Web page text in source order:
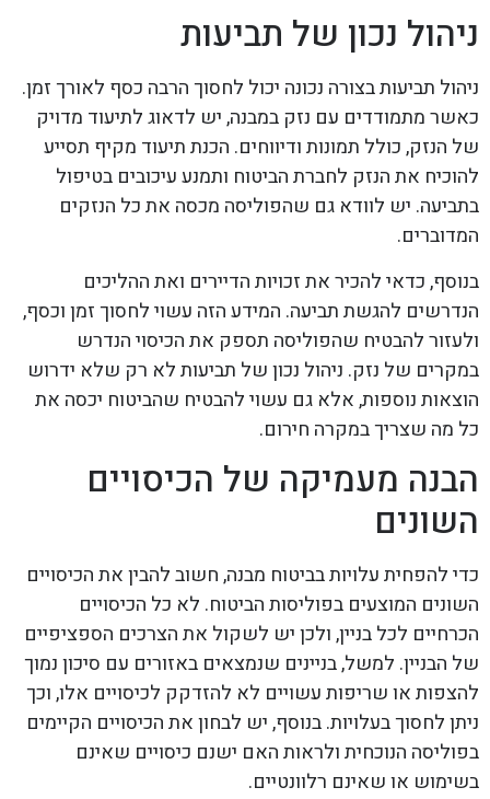
ניהול נכון של תביעות
ניהול תביעות בצורה נכונה יכול לחסוך הרבה כסף לאורך זמן.
כאשר מתמודדים עם נזק במבנה, יש לדאוג לתיעוד מדויק
של הנזק, כולל תמונות ודיווחים. הכנת תיעוד מקיף תסייע
להוכיח את הנזק לחברת הביטוח ותמנע עיכובים בטיפול
בתביעה. יש לוודא גם שהפוליסה מכסה את כל הנזקים
המדוברים.
בנוסף, כדאי להכיר את זכויות הדיירים ואת ההליכים
הנדרשים להגשת תביעה. המידע הזה עשוי לחסוך זמן וכסף,
ולעזור להבטיח שהפוליסה תספק את הכיסוי הנדרש
במקרים של נזק. ניהול נכון של תביעות לא רק שלא ידרוש
הוצאות נוספות, אלא גם עשוי להבטיח שהביטוח יכסה את
כל מה שצריך במקרה חירום.
הבנה מעמיקה של הכיסויים
השונים
כדי להפחית עלויות בביטוח מבנה, חשוב להבין את הכיסויים
השונים המוצעים בפוליסות הביטוח. לא כל הכיסויים
הכרחיים לכל בניין, ולכן יש לשקול את הצרכים הספציפיים
של הבניין. למשל, בניינים שנמצאים באזורים עם סיכון נמוך
להצפות או שריפות עשויים לא להזדקק לכיסויים אלו, וכך
ניתן לחסוך בעלויות. בנוסף, יש לבחון את הכיסויים הקיימים
בפוליסה הנוכחית ולראות האם ישנם כיסויים שאינם
בשימוש או שאינם רלוונטיים.